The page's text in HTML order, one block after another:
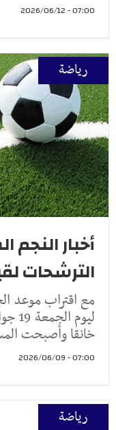
07:00 - 2026/06/12
رياضة
أخبار
الترشحات
مع اقتراب موعد
خانقا وأصبحت
07:00 - 2026/06/09
رياضة